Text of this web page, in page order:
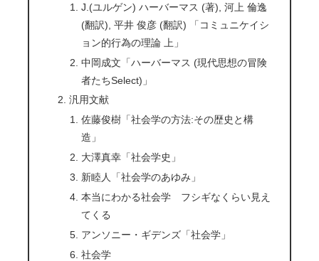
J.(ユルゲン) ハーバーマス (著), 河上 倫逸
(翻訳), 平井 俊彦 (翻訳) 「コミュニケイシ
ョン的行為の理論 上」
中岡成文「ハーバーマス (現代思想の冒険
者たちSelect)」
汎用文献
佐藤俊樹「社会学の方法:その歴史と構
造」
大澤真幸「社会学史」
新睦人「社会学のあゆみ」
本当にわかる社会学 フシギなくらい見え
てくる
アンソニー・ギデンズ「社会学」
社会学